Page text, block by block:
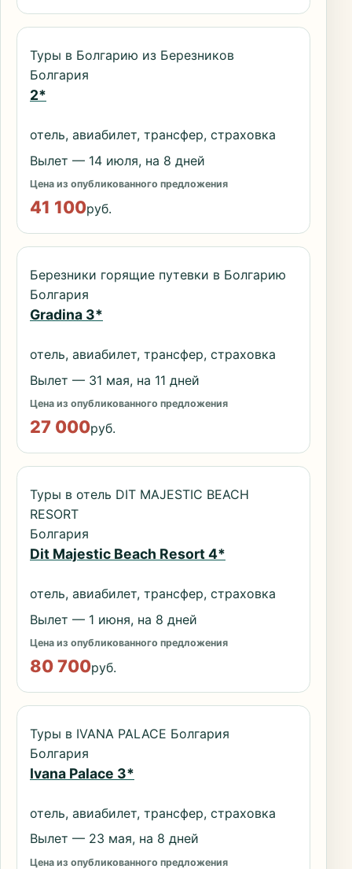
Туры в Болгарию из Березников
Болгария
2*
отель, авиабилет, трансфер, страховка
Вылет — 14 июля, на 8 дней
Цена из опубликованного предложения
41 100руб.
Березники горящие путевки в Болгарию
Болгария
Gradina 3*
отель, авиабилет, трансфер, страховка
Вылет — 31 мая, на 11 дней
Цена из опубликованного предложения
27 000руб.
Туры в отель DIT MAJESTIC BEACH
RESORT
Болгария
Dit Majestic Beach Resort 4*
отель, авиабилет, трансфер, страховка
Вылет — 1 июня, на 8 дней
Цена из опубликованного предложения
80 700руб.
Туры в IVANA PALACE Болгария
Болгария
Ivana Palace 3*
отель, авиабилет, трансфер, страховка
Вылет — 23 мая, на 8 дней
Цена из опубликованного предложения